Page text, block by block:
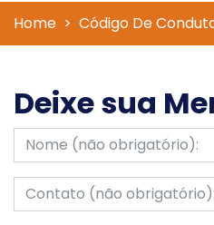
Home Código De
Deixe sua